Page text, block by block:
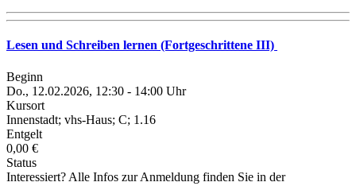
Lesen und Schreiben lernen (Fortgeschrittene III)
Beginn
Do., 12.02.2026, 12:30 - 14:00 Uhr
Kursort
Innenstadt; vhs-Haus; C; 1.16
Entgelt
0,00 €
Status
Interessiert? Alle Infos zur Anmeldung finden Sie in der